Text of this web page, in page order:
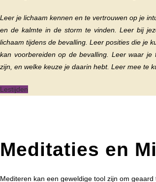
Leer je lichaam kennen en te vertrouwen op je
en de kalmte in de storm te vinden. Leer bij
lichaam tijdens de bevalling. Leer posities die je
kan voorbereiden op de bevalling. Leer waar
zijn, en welke keuze je daarin hebt. Leer mee te
Lestijden
Meditaties en
Mediteren kan een geweldige tool zijn om geaard